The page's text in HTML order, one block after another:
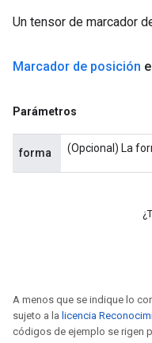
Un tensor de marcador
Marcador de posición
Parámetros
forma (Opcional) La
A menos que se indique lo
sujeto a la licencia
códigos de ejemplo se rigen